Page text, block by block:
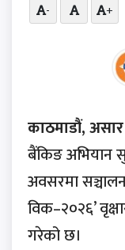
- +
काठमाडौं,
बैंकिङ अभियान
अवसरमा
विक–२०२६’
गरेको छ।